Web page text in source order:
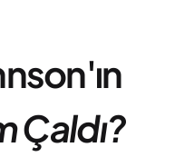
Çaldı?